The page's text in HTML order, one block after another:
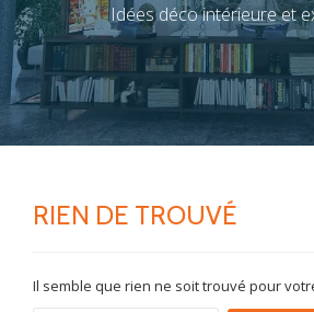
Idées déco intérieure et
RIEN DE TROUVÉ
Il semble que rien ne soit trouvé pour